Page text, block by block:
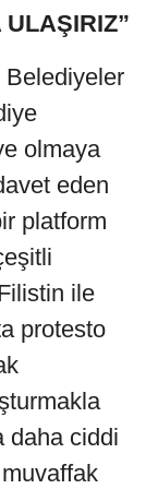
ULAŞIRIZ”
Belediyeler
olmaya
eden
platform
ile
protesto
daha ciddi